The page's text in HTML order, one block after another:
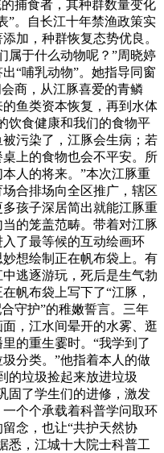
捕食者，其种群数量变化
”。自长江十年禁渔政策实
加，种群恢复态势优良。
属于什么动物呢？”周晓婷
“哺乳动物”。她指导同窗
商，从江豚喜爱的青鳞
鱼类资本恢复，再到水体
饮食健康和我们的食物平
污染了，江豚会生病；若
上的食物也会不平安。所
人的将来。”本次江豚重
合排场向全区推广，辖区
孩子深居简出就能江豚重
的笼盖范畴。带着对江豚
了最等候的互动绘画环
想绘制正在帆布袋上。有
逃逐游玩，死后是生气勃
帆布袋上写下了“江豚，
守护”的稚嫩誓言。三年
，江水间晕开的水雾、逛
的重生霎时。“我学到了
分类。”他指着本人的做
的垃圾捡起来放进垃圾
固了学生们的进修，激发
个个承载着科普学问取环
念，也让“共护天然协
悉，江城十大院士科普工